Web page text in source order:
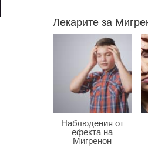
Лекарите за
Наблюдения от
ефекта на
Мигренон